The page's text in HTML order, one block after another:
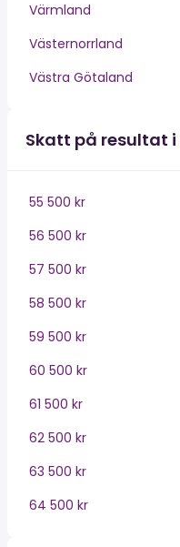
Värmland
Västernorrland
Västra Götaland
Skatt på resultat i
55 500 kr
56 500 kr
57 500 kr
58 500 kr
59 500 kr
60 500 kr
61 500 kr
62 500 kr
63 500 kr
64 500 kr